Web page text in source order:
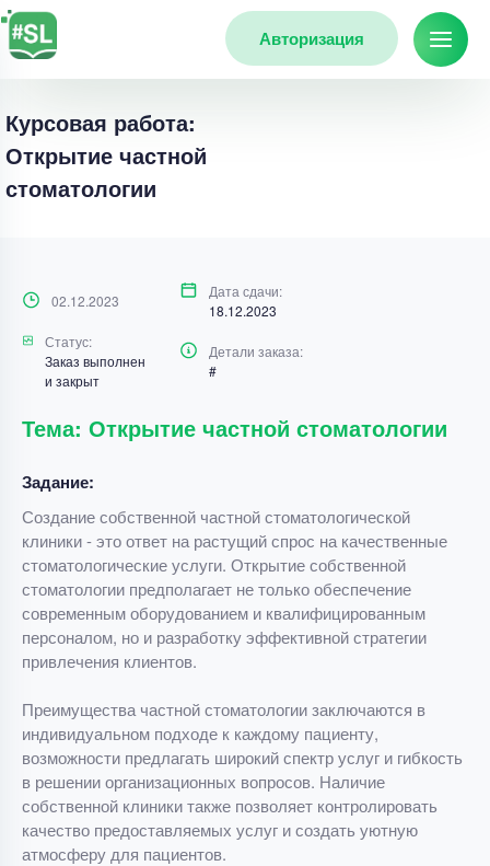
Авторизация
Курсовая работа:
Открытие частной
стоматологии
02.12.2023
Дата сдачи:
18.12.2023
Статус:
Заказ выполнен
и закрыт
Детали заказа:
#
Тема: Открытие частной стоматологии
Задание:
Создание собственной частной стоматологической
клиники - это ответ на растущий спрос на качественные
стоматологические услуги. Открытие собственной
стоматологии предполагает не только обеспечение
современным оборудованием и квалифицированным
персоналом, но и разработку эффективной стратегии
привлечения клиентов.
Преимущества частной стоматологии заключаются в
индивидуальном подходе к каждому пациенту,
возможности предлагать широкий спектр услуг и гибкость
в решении организационных вопросов. Наличие
собственной клиники также позволяет контролировать
качество предоставляемых услуг и создать уютную
атмосферу для пациентов.